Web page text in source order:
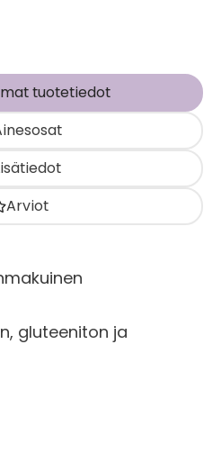
tuotetiedot
Arviot
gluteeniton ja